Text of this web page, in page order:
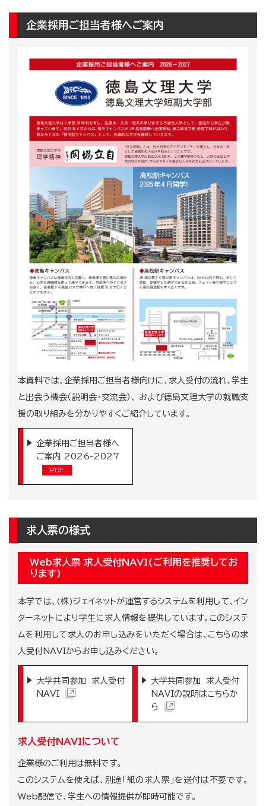
企業採用ご担当者様へご案内
本資料では、企業採用ご担当者様向けに、求人受付の流れ、学生
と出会う機会（説明会・交流会）、 および徳島文理大学の就職支
援の取り組みを分かりやすくご紹介しています。
企業採用ご担当者様へ
ご案内 2026-2027
求人票の様式
Web求人票 求人受付NAVI(ご利用を推奨してお
ります)
本学では、(株)ジェイネットが運営するシステムを利用して、イン
ターネットにより学生に求人情報を提供しています。このシステ
ムを利用して求人のお申し込みをいただく場合は、こちらの求
人受付NAVIからお申し込みください。
大学共同参加 求人受付
NAVI
大学共同参加 求人受付
NAVIの説明はこちらか
ら
求人受付NAVIについて
企業様のご利用は無料です。
このシステムを使えば、別途「紙の求人票」を送付は不要です。
Web配信で、学生への情報提供が即時可能です。